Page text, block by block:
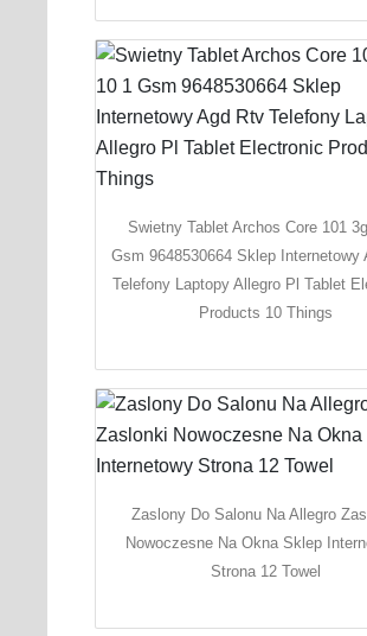
Swietny Tablet Archos Core 101
Gsm 9648530664 Sklep Internetowy
Telefony Laptopy Allegro Pl Tablet
Products 10 Things
Zaslony Do Salonu Na Allegro
Nowoczesne Na Okna Sklep
Strona 12 Towel